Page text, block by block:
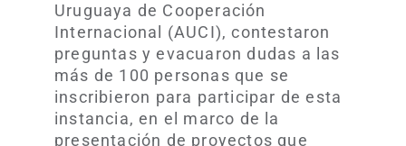
Uruguaya de Cooperación
Internacional (AUCI), contestaron
preguntas y evacuaron dudas a las
más de 100 personas que se
inscribieron para participar de esta
instancia, en el marco de la
presentación de proyectos que